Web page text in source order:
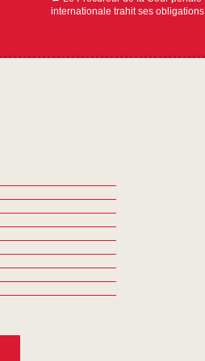
internationale trahit ses obligations